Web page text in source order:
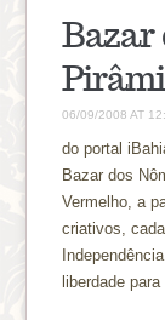
Bazar
06/09/2008 AT
do portal
Bazar dos
Vermelho, a
criativos,
liberdade